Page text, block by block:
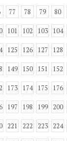
77 78 79 80
101 102 103 104
125 126 127 128
149 150 151 152
173 174 175 176
197 198 199 200
221 222 223 224